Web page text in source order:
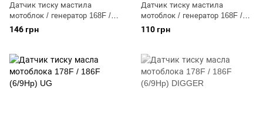
Датчик тиску мастила
мотоблок / генератор 168F /
170F (6,5/7Hp) (внутрішній)
146 грн
Датчик тиску мастила
мотоблок / генератор 168F /
170F (6,5/7Hp) (зовнішній)
DIGGER
110 грн